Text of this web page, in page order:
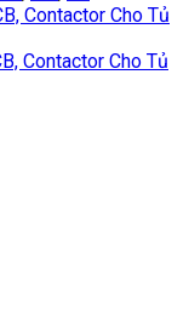
Contactor Cho Tủ
Contactor Cho Tủ